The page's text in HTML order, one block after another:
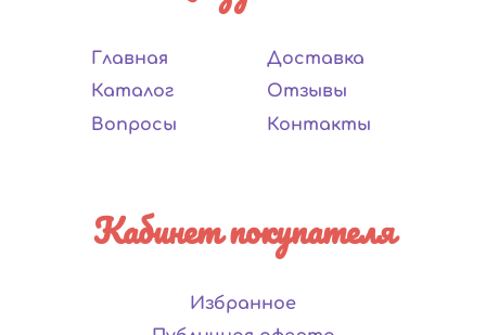
Главная
Каталог
Вопросы
Доставка
Отзывы
Контакты
Кабинет покупателя
Избранное